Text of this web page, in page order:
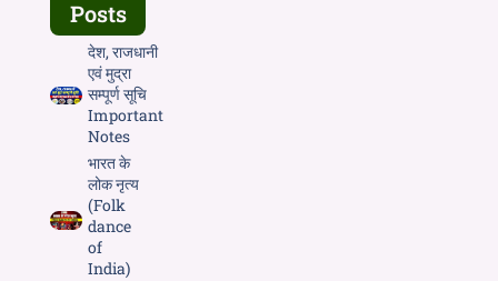
Posts
देश, राजधानी
एवं मुद्रा
सम्पूर्ण सूचि
Important
Notes
भारत के
लोक नृत्य
(Folk
dance
of
India)